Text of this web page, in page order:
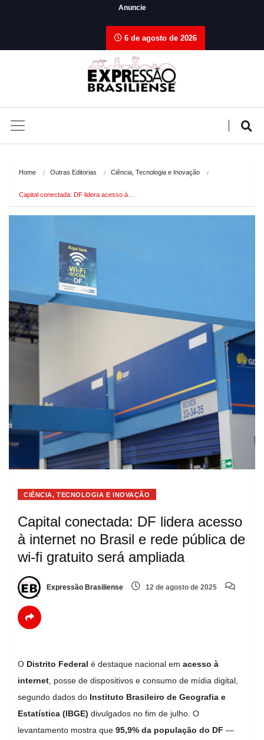
Anuncie
6 de agosto de 2026
Home Outras Editorias Ciência, Tecnologia e Inovação
Capital conectada: DF lidera acesso à…
CIÊNCIA, TECNOLOGIA E INOVAÇÃO
Capital conectada: DF lidera acesso
à internet no Brasil e rede pública de
wi-fi gratuito será ampliada
Expressão Brasiliense 12 de agosto de 2025
O Distrito Federal é destaque nacional em acesso à
internet , posse de dispositivos e consumo de mídia digital,
segundo dados do Instituto Brasileiro de Geografia e
Estatística (IBGE) divulgados no fim de julho. O
levantamento mostra que 95,9% da população do DF —